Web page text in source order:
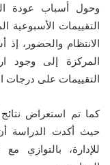
وحول أسباب عودة
التقييمات الأسبوعية
المركزة إلى وجود
التقييمات على درجات
كما تم استعراض
حيث أكدت الدراسة
للإدارة، بالتوازي